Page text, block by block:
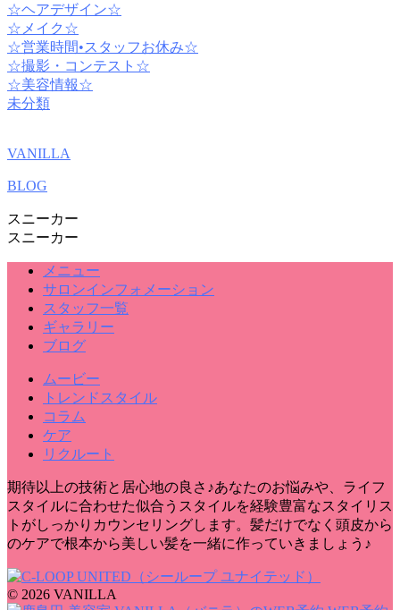
☆ヘアデザイン☆
☆メイク☆
☆営業時間•スタッフお休み☆
☆撮影・コンテスト☆
☆美容情報☆
未分類
VANILLA
BLOG
スニーカー
スニーカー
メニュー
サロンインフォメーション
スタッフ一覧
ギャラリー
ブログ
ムービー
トレンドスタイル
コラム
ケア
リクルート
期待以上の技術と居心地の良さ♪あなたのお悩みや、ライフ
スタイルに合わせた似合うスタイルを経験豊富なスタイリス
トがしっかりカウンセリングします。髪だけでなく頭皮から
のケアで根本から美しい髪を一緒に作っていきましょう♪
© 2026 VANILLA